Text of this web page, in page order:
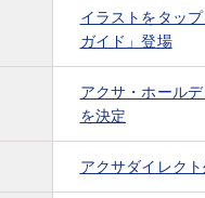
イラストをタッ
ガイド」登場
アクサ・ホール
を決定
アクサダイレク